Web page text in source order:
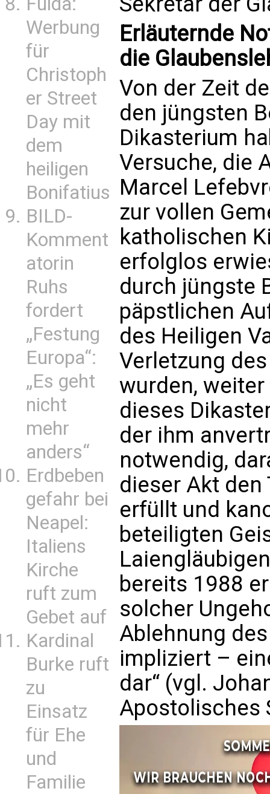
Werbung
für
Christoph
er Street
Day mit
dem
heiligen
Bonifatius
BILD-
Komment
atorin
Ruhs
fordert
„Festung
Europa“:
„Es geht
nicht
mehr
anders“
Erdbeben
gefahr bei
Neapel:
Italiens
Kirche
ruft zum
Gebet auf
Kardinal
Burke ruft
zu
Einsatz
für Ehe
und
Familie
Erläuternde
die
Von der Zeit
den jüngsten
Dikasterium
Versuche, die
Marcel
zur vollen
katholischen
erfolglos
durch jüngste
päpstlichen
des Heiligen
Verletzung
wurden,
dieses
der ihm
notwendig,
dieser Akt
erfüllt und
beteiligten
bereits 1988
solcher
Ablehnung
impliziert –
dar“ (vgl.
Apostolisches